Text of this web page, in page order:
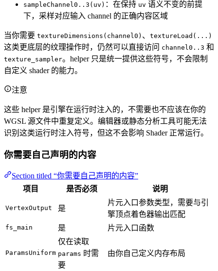
sampleChannel0..3(uv) ：在保持 uv 语义不变的前提
下，采样对应输入 channel 的正确内容区域
当你需要 textureDimensions(channel0) 、 textureLoad(...)
这类更底层的纹理操作时，仍然可以直接访问 channel0..3 和
texture_sampler。helper 只是统一提供这些符号，不会限制
自定义 shader 的能力。
注意
这些 helper 是引擎在运行时注入的，不需要也不应该在你的
WGSL 源文件中重复定义。编辑器或静态分析工具可能无法
识别这类运行时注入符号，但这不会影响 Shader 正常运行。
你需要自己声明的内容
Section titled “你需要自己声明的内容”
项目
是否必须 说明
VertexOutput 是
片元入口参数类型，需要与引
擎顶点着色器输出匹配
fs_main 是 片元入口函数
ParamsUniform
仅在读取
params 时需
要
由你自己定义内存布局